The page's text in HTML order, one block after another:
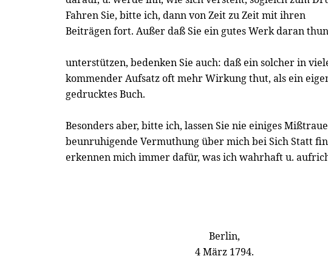
Fahren Sie, bitte ich, dann von Zeit zu Zeit mit ihren
Beiträgen fort. Außer daß Sie ein gutes Werk daran
unterstützen, bedenken Sie auch: daß ein solcher in
kommender Aufsatz oft mehr Wirkung thut, als ein
gedrucktes Buch.
Besonders aber, bitte ich, lassen Sie nie einiges
beunruhigende Vermuthung über mich bei Sich Statt
erkennen mich immer dafür, was ich wahrhaft u.
Berlin,
4 März 1794.